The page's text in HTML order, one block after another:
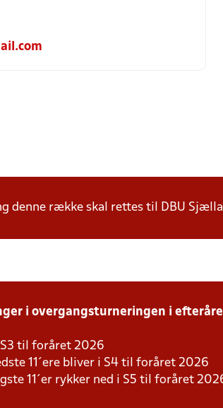
denne række skal rettes til DBU
i overgangsturneringen i
S3 til foråret 2026
11´ere bliver i S4 til foråret 2026
11´er rykker ned i S5 til foråret